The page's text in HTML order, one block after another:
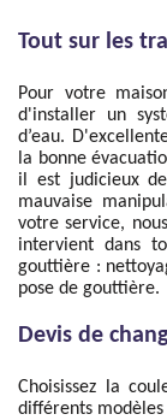
Tout sur les
Pour votre
d'installer un
d’eau.
la bonne
il est judicieux
mauvaise
votre service,
intervient dans
gouttière :
pose de gouttière.
Devis de
Choisissez la
différents modèles